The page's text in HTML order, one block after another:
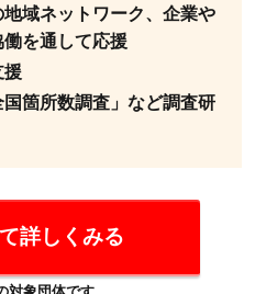
域ネットワーク、企業や
働を通して応援
援
国箇所数調査」など調査研
詳しくみる